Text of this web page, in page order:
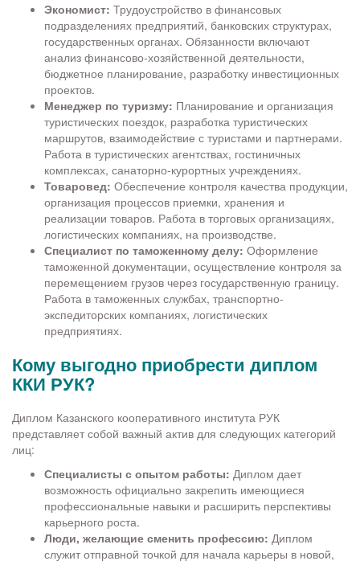
Экономист: Трудоустройство в финансовых
подразделениях предприятий, банковских структурах,
государственных органах. Обязанности включают
анализ финансово-хозяйственной деятельности,
бюджетное планирование, разработку инвестиционных
проектов.
Менеджер по туризму: Планирование и организация
туристических поездок, разработка туристических
маршрутов, взаимодействие с туристами и партнерами.
Работа в туристических агентствах, гостиничных
комплексах, санаторно-курортных учреждениях.
Товаровед: Обеспечение контроля качества продукции,
организация процессов приемки, хранения и
реализации товаров. Работа в торговых организациях,
логистических компаниях, на производстве.
Специалист по таможенному делу: Оформление
таможенной документации, осуществление контроля за
перемещением грузов через государственную границу.
Работа в таможенных службах, транспортно-
экспедиторских компаниях, логистических
предприятиях.
Кому выгодно приобрести диплом
ККИ РУК?
Диплом Казанского кооперативного института РУК
представляет собой важный актив для следующих категорий
лиц:
Специалисты с опытом работы: Диплом дает
возможность официально закрепить имеющиеся
профессиональные навыки и расширить перспективы
карьерного роста.
Люди, желающие сменить профессию: Диплом
служит отправной точкой для начала карьеры в новой,